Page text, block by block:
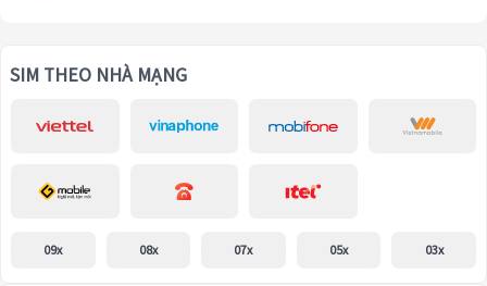
SIM THEO NHÀ MẠNG
09x 08x 07x 05x 03x